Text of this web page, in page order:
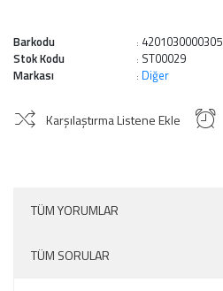
Barkodu : 4201030000305
Stok Kodu
: ST00029
Markası
: Diğer
Karşılaştırma Listene Ekle
TÜM YORUMLAR
TÜM SORULAR